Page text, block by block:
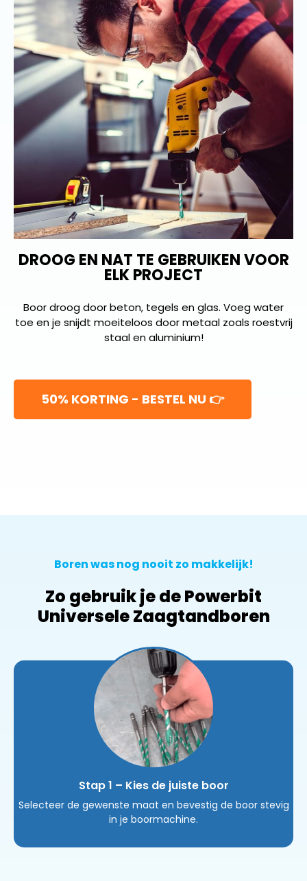
DROOG EN NAT TE GEBRUIKEN VOOR
ELK PROJECT
Boor droog door beton, tegels en glas. Voeg water
toe en je snijdt moeiteloos door metaal zoals roestvrij
staal en aluminium!
50% KORTING - BESTEL NU 👉
Boren was nog nooit zo makkelijk!
Zo gebruik je de Powerbit
Universele Zaagtandboren
Stap 1 – Kies de juiste boor
Selecteer de gewenste maat en bevestig de boor stevig
in je boormachine.